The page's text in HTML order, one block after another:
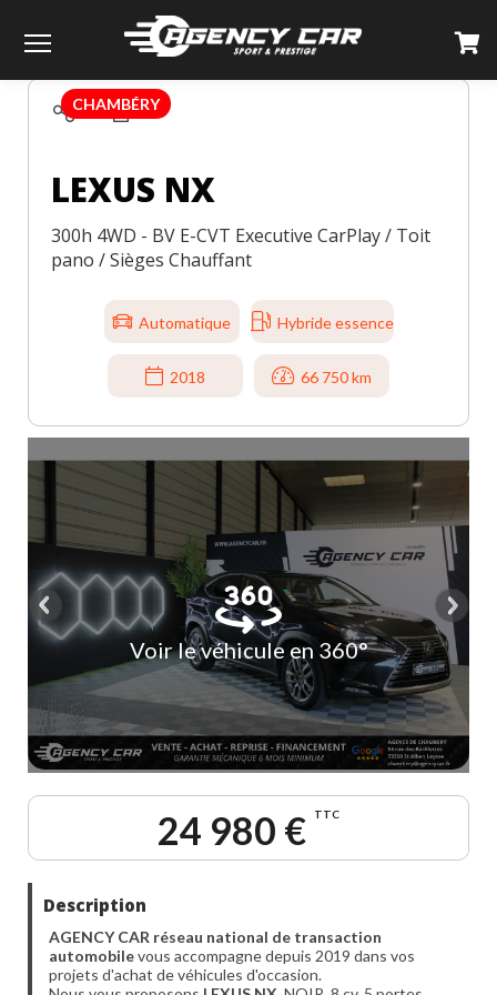
TOUS LES VÉHICULES LEXUS NX
LEXUS NX
300h 4WD - BV E-CVT Executive CarPlay / Toit
pano / Sièges Chauffant
Automatique Hybride essence
2018 66 750 km
Voir le véhicule en 360°
24 980 € TTC
CHAMBÉRY
Description
AGENCY CAR réseau national de transaction
automobilevous accompagne depuis 2019 dans vos
projets d'achat de véhicules d'occasion.